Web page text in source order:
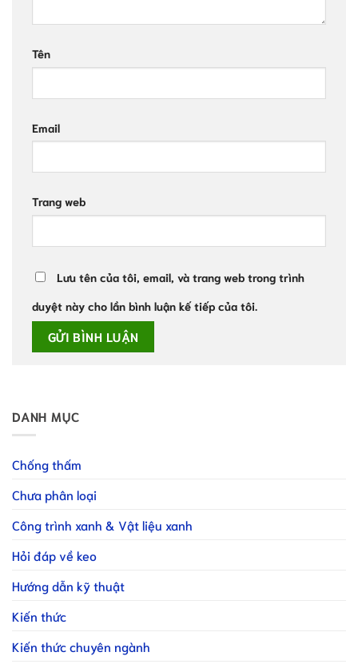
Tên
Email
Trang web
Lưu tên của tôi, email, và trang web trong trình
duyệt này cho lần bình luận kế tiếp của tôi.
DANH MỤC
Chống thấm
Chưa phân loại
Công trình xanh & Vật liệu xanh
Hỏi đáp về keo
Hướng dẫn kỹ thuật
Kiến thức
Kiến thức chuyên ngành